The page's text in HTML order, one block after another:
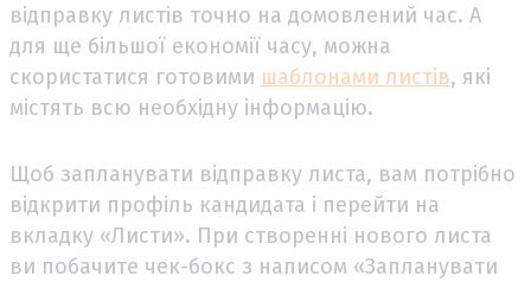
відправку листів точно на домовлений час. А
для ще більшої економії часу, можна
скористатися готовими шаблонами листів, які
містять всю необхідну інформацію.
Щоб запланувати відправку листа, вам потрібно
відкрити профіль кандидата і перейти на
вкладку «Листи». При створенні нового листа
ви побачите чек-бокс з написом «Запланувати